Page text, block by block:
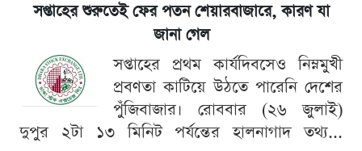
সপ্তাহের শুরুতেই ফের পতন শেয়ারবাজারে, কারণ যা
জানা গেল
সপ্তাহের প্রথম কার্যদিবসেও নিম্নমুখী
প্রবণতা কাটিয়ে উঠতে পারেনি দেশের
পুঁজিবাজার। রোববার (২৬ জুলাই)
দুপুর ২টা ১৩ মিনিট পর্যন্তের হালনাগাদ তথ্য...